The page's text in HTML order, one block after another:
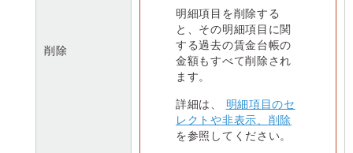
削除
明細項目を削除する
と、その明細項目に関
する過去の賃金台帳の
金額もすべて削除され
ます。
詳細は、 明細項目のセ
レクトや非表示、削除
を参照してください。